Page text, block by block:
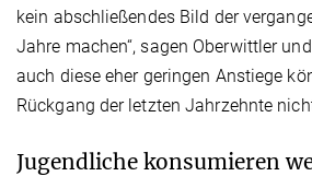
kein abschließendes Bild der
Jahre machen“, sagen Oberwittler
auch diese eher geringen Anstiege
Rückgang der letzten Jahrzehnte
Jugendliche konsumieren